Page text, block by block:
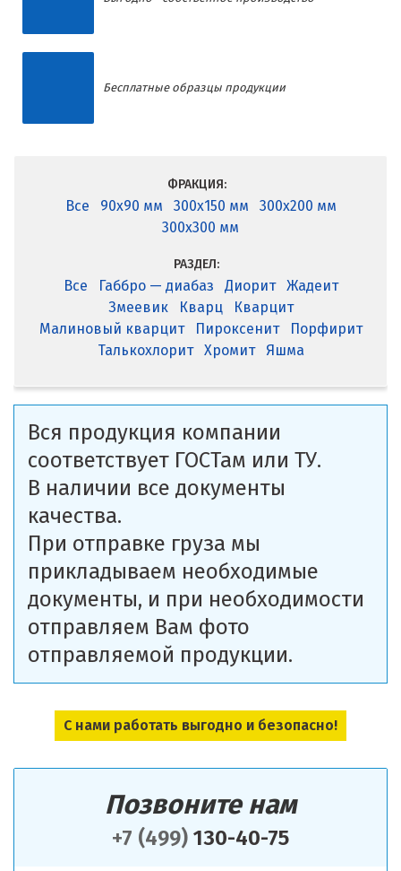
Позвоните нам
+7 (499) 130-40-75
Бесплатные образцы продукции
ФРАКЦИЯ:
Все 90x90 мм 300x150 мм
300x200 мм
300x300 мм
РАЗДЕЛ:
Все Габбро — диабаз Диорит
Жадеит
Змеевик
Кварц
Кварцит
Малиновый кварцит
Пироксенит
Порфирит
Талькохлорит
Хромит Яшма
Вся продукция компании
соответствует ГОСТам или ТУ.
В наличии все документы
качества.
При отправке груза мы
прикладываем необходимые
документы, и при необходимости
отправляем Вам фото
отправляемой продукции.
С нами работать выгодно и безопасно!